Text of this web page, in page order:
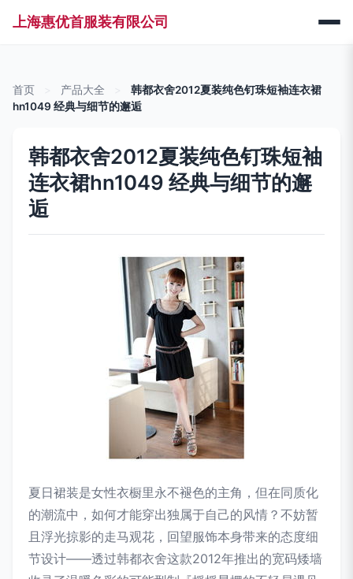
上海惠优首服装有限公司
首页 产品大全
韩都衣舍2012夏装纯色钉珠短袖连衣裙
hn1049 经典与细节的邂逅
韩都衣舍2012夏装纯色钉珠短袖
连衣裙hn1049 经典与细节的邂
逅
夏日裙装是女性衣橱里永不褪色的主角，但在同质化
的潮流中，如何才能穿出独属于自己的风情？不妨暂
且浮光掠影的走马观花，回望服饰本身带来的态度细
节设计——透过韩都衣舍这款2012年推出的宽码矮墙